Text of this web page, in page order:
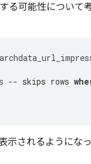
る可能性について
-- skips rows
示されるようにな